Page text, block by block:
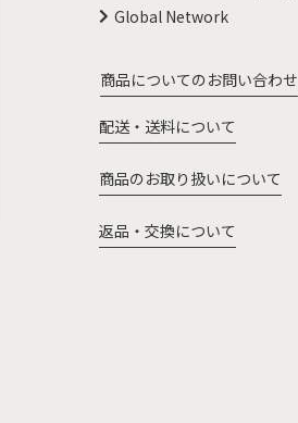
Global Network
商品についてのお問い合わせ
配送・送料について
商品のお取り扱いについて
返品・交換について